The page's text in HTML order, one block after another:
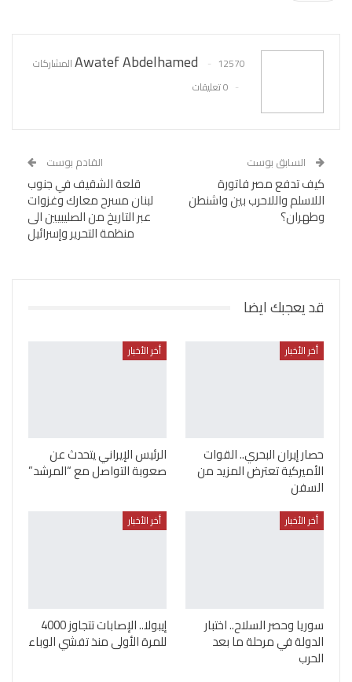
Awatef Abdelhamed
12570 المشاركات
0 تعليقات
السابق بوست
كيف تدفع مصر فاتورة
اللاسلم واللاحرب بين واشنطن
وطهران؟
القادم بوست
قلعة الشقيف في جنوب
لبنان مسرح معارك وغزوات
عبر التاريخ من الصليبيين الى
منظمة التحرير وإسرائيل
قد يعجبك ايضا
أخر الأخبار
حصار إيران البحري.. القوات
الأميركية تعترض المزيد من
السفن
أخر الأخبار
الرئيس الإيراني يتحدث عن
صعوبة التواصل مع “المرشد”
أخر الأخبار
سوريا وحصر السلاح.. اختبار
الدولة في مرحلة ما بعد
الحرب
أخر الأخبار
إيبولا.. الإصابات تتجاوز 4000
للمرة الأولى منذ تفشي الوباء